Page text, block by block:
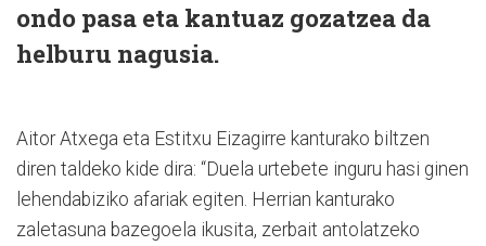
ondo pasa eta kantuaz gozatzea da
helburu nagusia.
Aitor Atxega eta Estitxu Eizagirre kanturako biltzen
diren taldeko kide dira: “Duela urtebete inguru hasi ginen
lehendabiziko afariak egiten. Herrian kanturako
zaletasuna bazegoela ikusita, zerbait antolatzeko